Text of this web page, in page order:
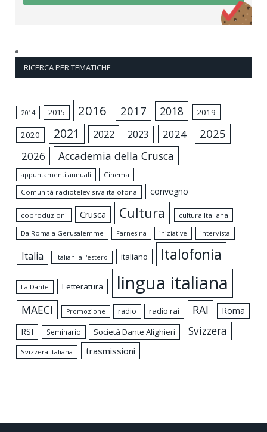
RICERCA PER TEMATICHE
2014 2015 2016 2017 2018 2019
2020 2021 2022 2023 2024 2025
2026 Accademia della Crusca
appuntamenti annuali
Cinema
Comunità radiotelevisiva italofona
convegno
coproduzioni Crusca Cultura
cultura Italiana
Da Roma a Gerusalemme
Farnesina iniziative intervista
Italia italiani all'estero italiano Italofonia
La Dante Letteratura lingua italiana
MAECI Promozione radio radio rai RAI
Roma
RSI
Seminario Società Dante Alighieri Svizzera
Svizzera italiana trasmissioni